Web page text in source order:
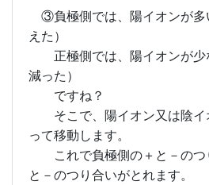
③負極側では、陽イオンが多
えた）
正極側では、陽イオンが少
減った）
ですね？
そこで、陽イオン又は陰イ
って移動します。
これで負極側の＋と－のつ
と－のつり合いがとれます。